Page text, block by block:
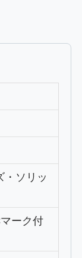
・ソリッ
ーク付